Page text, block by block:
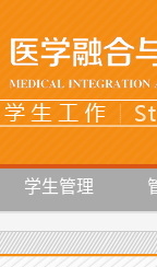
学生管理